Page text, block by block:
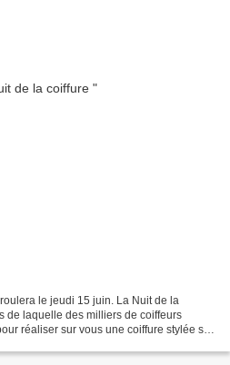
le jeudi 15 juin. La Nuit de la
de laquelle des milliers de coiffeurs
réaliser sur vous une coiffure stylée sur